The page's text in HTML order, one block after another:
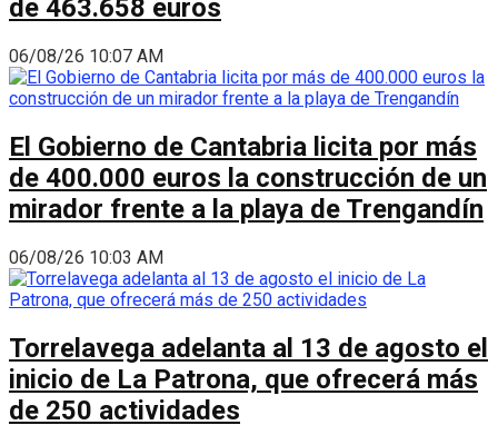
de 463.658 euros
06/08/26 10:07 AM
El Gobierno de Cantabria licita por más
de 400.000 euros la construcción de un
mirador frente a la playa de Trengandín
06/08/26 10:03 AM
Torrelavega adelanta al 13 de agosto el
inicio de La Patrona, que ofrecerá más
de 250 actividades